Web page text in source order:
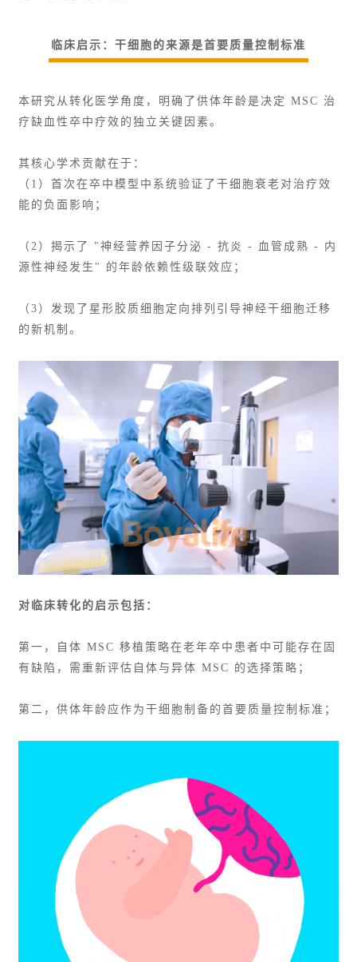
临床启示：干细胞的来源是首要质量控制标准
本研究从转化医学角度，明确了供体年龄是决定 MSC 治
疗缺血性卒中疗效的独立关键因素。
其核心学术贡献在于：
（1）首次在卒中模型中系统验证了干细胞衰老对治疗效
能的负面影响；
（2）揭示了 "神经营养因子分泌 - 抗炎 - 血管成熟 - 内
源性神经发生" 的年龄依赖性级联效应；
（3）发现了星形胶质细胞定向排列引导神经干细胞迁移
的新机制。
对临床转化的启示包括：
第一，自体 MSC 移植策略在老年卒中患者中可能存在固
有缺陷，需重新评估自体与异体 MSC 的选择策略；
第二，供体年龄应作为干细胞制备的首要质量控制标准；